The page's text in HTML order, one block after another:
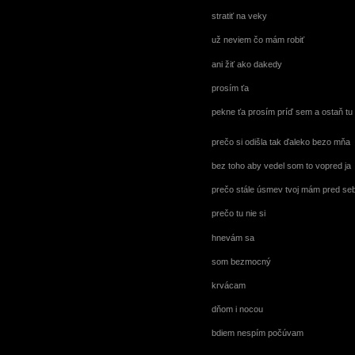
stratiť na veky
už neviem čo mám robiť
ani žiť ako dakedy
prosím ťa
pekne ťa prosím príď sem a ostaň tu
prečo si odišla tak ďaleko bezo mňa
bez toho aby vedel som to vopred ja
prečo stále úsmev tvoj mám pred
prečo tu nie si
hnevám sa
som bezmocný
krvácam
dňom i nocou
bdiem nespím počúvam